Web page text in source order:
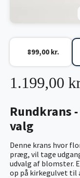
Rundkrans
valg
Denne krans hvor
præg, vil tage
udvalg af blomster.
op på kirkegulvet til
1.199,00
899,00 kr.